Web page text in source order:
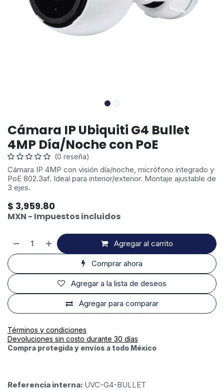
Cámara IP Ubiquiti G4 Bullet
4MP Día/Noche con PoE
(0 reseña)
Cámara IP 4MP con visión día/noche, micrófono integrado y
PoE 802.3af. Ideal para interior/exterior. Montaje ajustable de
3 ejes.
$ 3,959.80
MXN - Impuestos incluidos
Agregar al carrito
Comprar ahora
Agregar para comparar
Agregar a la lista de deseos
Términos y condiciones
Devoluciones sin costo durante 30 días
Compra protegida y envíos a todo México
Referencia interna: UVC-G4-BULLET